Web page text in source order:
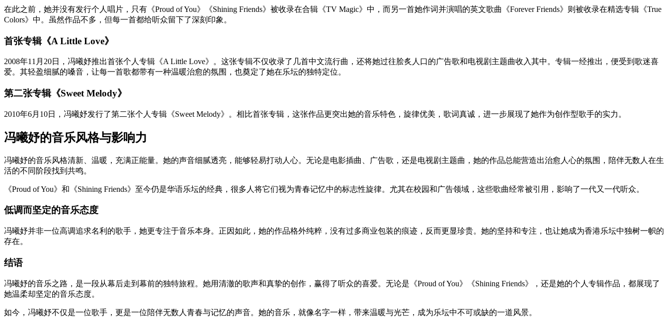
在此之前，她并没有发行个人唱片，只有《Proud of You》《Shining Friends》被收录在合辑《TV Magic》中，而另一首她作词并演唱的英文歌曲《Forever Friends》则被收录在精选专辑《True
Colors》中。虽然作品不多，但每一首都给听众留下了深刻印象。
首张专辑《A Little Love》
2008年11月20日，冯曦妤推出首张个人专辑《A Little Love》。这张专辑不仅收录了几首中文流行曲，还将她过往脍炙人口的广告歌和电视剧主题曲收入其中。专辑一经推出，便受到歌迷喜
爱。其轻盈细腻的嗓音，让每一首歌都带有一种温暖治愈的氛围，也奠定了她在乐坛的独特定位。
第二张专辑《Sweet Melody》
2010年6月10日，冯曦妤发行了第二张个人专辑《Sweet Melody》。相比首张专辑，这张作品更突出她的音乐特色，旋律优美，歌词真诚，进一步展现了她作为创作型歌手的实力。
冯曦妤的音乐风格与影响力
冯曦妤的音乐风格清新、温暖，充满正能量。她的声音细腻透亮，能够轻易打动人心。无论是电影插曲、广告歌，还是电视剧主题曲，她的作品总能营造出治愈人心的氛围，陪伴无数人在生
活的不同阶段找到共鸣。
《Proud of You》和《Shining Friends》至今仍是华语乐坛的经典，很多人将它们视为青春记忆中的标志性旋律。尤其在校园和广告领域，这些歌曲经常被引用，影响了一代又一代听众。
低调而坚定的音乐态度
冯曦妤并非一位高调追求名利的歌手，她更专注于音乐本身。正因如此，她的作品格外纯粹，没有过多商业包装的痕迹，反而更显珍贵。她的坚持和专注，也让她成为香港乐坛中独树一帜的
存在。
结语
冯曦妤的音乐之路，是一段从幕后走到幕前的独特旅程。她用清澈的歌声和真挚的创作，赢得了听众的喜爱。无论是《Proud of You》《Shining Friends》，还是她的个人专辑作品，都展现了
她温柔却坚定的音乐态度。
如今，冯曦妤不仅是一位歌手，更是一位陪伴无数人青春与记忆的声音。她的音乐，就像名字一样，带来温暖与光芒，成为乐坛中不可或缺的一道风景。